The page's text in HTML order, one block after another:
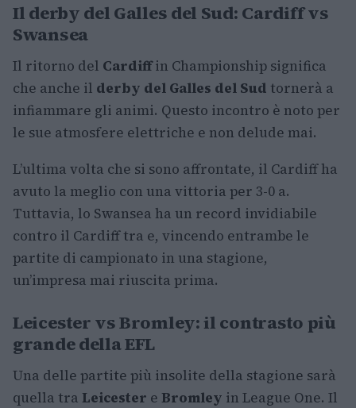
Il derby del Galles del Sud: Cardiff vs
Swansea
Il ritorno del Cardiffin Championship significa
che anche il derby del Galles del Sud tornerà a
infiammare gli animi. Questo incontro è noto per
le sue atmosfere elettriche e non delude mai.
L’ultima volta che si sono affrontate, il Cardiff ha
avuto la meglio con una vittoria per 3-0 a.
Tuttavia, lo Swansea ha un record invidiabile
contro il Cardiff tra e, vincendo entrambe le
partite di campionato in una stagione,
un’impresa mai riuscita prima.
Leicester vs Bromley: il contrasto più
grande della EFL
Una delle partite più insolite della stagione sarà
quella tra Leicester e Bromley in League One. Il